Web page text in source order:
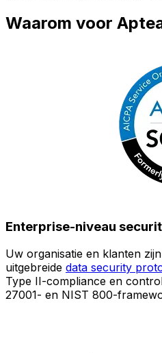
Waarom voor
Enterprise-niveau
Uw organisatie en klanten
uitgebreide data security
Type II-compliance en
27001- en NIST 800-